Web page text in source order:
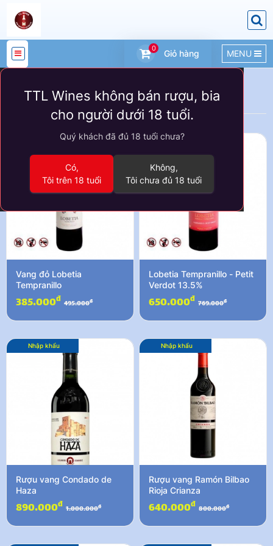
MỤC
MENU
0 Giỏ hàng
TTL Wines không bán rượu, bia
cho người dưới 18 tuổi.
Quý khách đã đủ 18 tuổi chưa?
Có,
Tôi trên 18 tuổi
Không,
Tôi chưa đủ 18 tuổi
VANG TÂY BAN NHA
Thêm vào giỏ hàng
Vang đỏ Lobetia
Tempranillo
385.000đ 495.000đ
Nhập khẩu
Thêm vào giỏ hàng
Lobetia Tempranillo - Petit
Verdot 13.5%
650.000đ 769.000đ
Nhập khẩu
Thêm vào giỏ hàng
Rượu vang Condado de
Haza
890.000đ 1.000.000đ
Nhập khẩu
Thêm vào giỏ hàng
Rượu vang Ramón Bilbao
Rioja Crianza
640.000đ 800.000đ